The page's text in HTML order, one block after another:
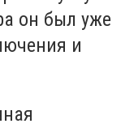
он был уже
и